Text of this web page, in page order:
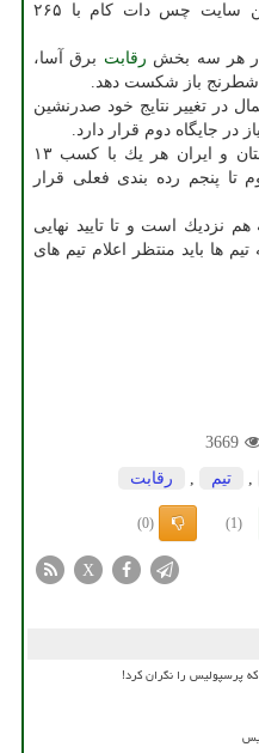
پیكارهای شطرنج لیگ جهانی آنلاین سایت چس دات كام با ۲۶۵
در هر سه بخش رقابت برق آسا،
و بدون احتمال در تغییر نتایج خود صدرنشین
همچنین تیم های قزاقستان، صربستان و ایران هر یك با كسب ۱۳
تا پنجم رده بندی فعلی قرار
نزدیك است و تا تایید نهایی
ها باید منتظر اعلام تیم های
3669
تیم رقابت
(1)
(0)
X
پرسپولیس را نگران کرد!